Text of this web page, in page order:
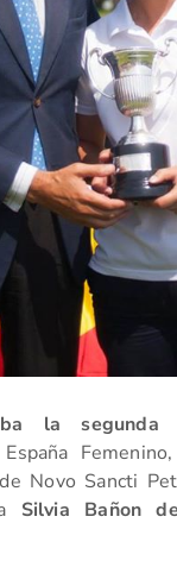
la segunda
Novo Sancti
Silvia Bañon